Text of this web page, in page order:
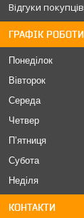
Відгуки покупців
ГРАФІК РОБОТИ
Понеділок
Вівторок
Середа
Четвер
Пʼятниця
Субота
Неділя
КОНТАКТИ